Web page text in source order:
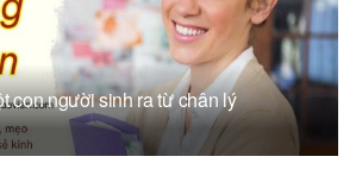
con người sinh ra từ chân lý